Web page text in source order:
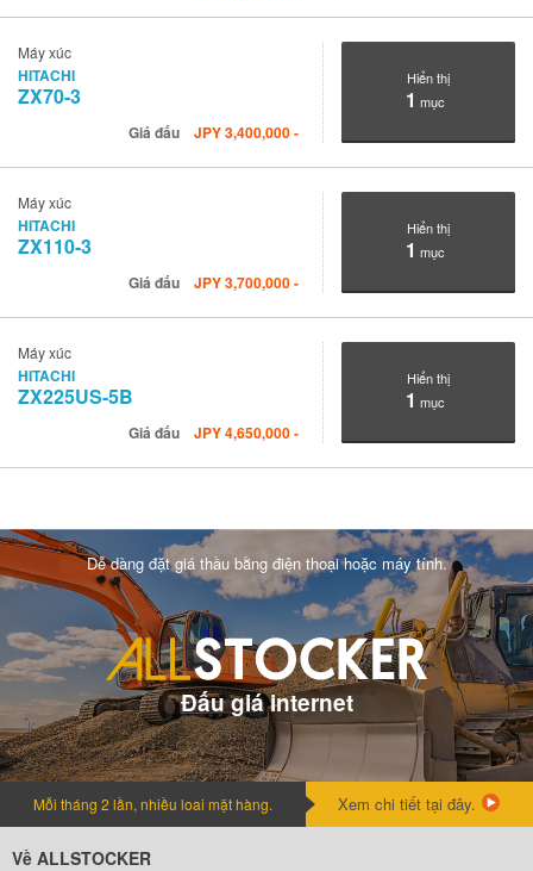
Máy xúc
HITACHI
ZX70-3
Giá đấu JPY3,400,000-
Hiển thị
1 mục
Máy xúc
HITACHI
ZX110-3
Giá đấu JPY3,700,000-
Hiển thị
1 mục
Máy xúc
HITACHI
ZX225US-5B
Giá đấu JPY4,650,000-
Hiển thị
1 mục
Dễ dàng đặt giá thầu bằng điện thoại hoặc máy tính.
Đấu giá internet
Mỗi tháng 2 lần, nhiều loai mặt hàng. Xem chi tiết tại đây.
Về ALLSTOCKER